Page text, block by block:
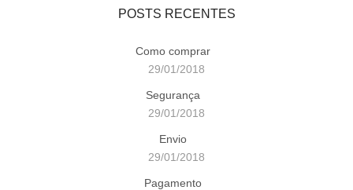
POSTS RECENTES
Como comprar
29/01/2018
Segurança
29/01/2018
Envio
29/01/2018
Pagamento